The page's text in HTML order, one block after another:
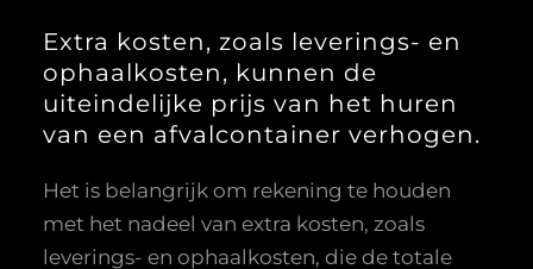
Extra kosten, zoals leverings- en
ophaalkosten, kunnen de
uiteindelijke prijs van het huren
van een afvalcontainer verhogen.
Het is belangrijk om rekening te houden
met het nadeel van extra kosten, zoals
leverings- en ophaalkosten, die de totale